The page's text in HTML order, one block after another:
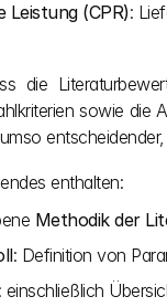
Leistung (CPR):
die
sowie die
enthalten:
Methodik der
: Definition von
einschließlich